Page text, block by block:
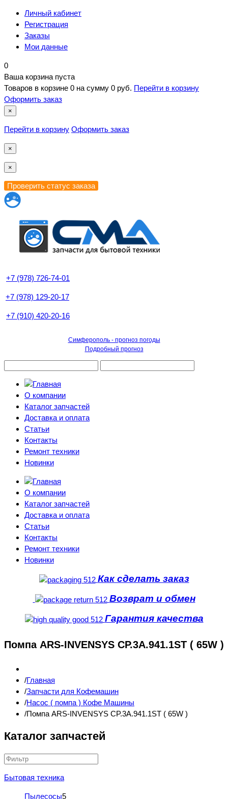
Личный кабинет
Регистрация
Заказы
Мои данные
0
Ваша корзина пуста
Товаров в корзине 0 на сумму 0 руб. Перейти в корзину
Оформить заказ
×
Перейти в корзину Оформить заказ
×
×
+7 (978) 726-74-01
+7 (978) 129-20-17
+7 (910) 420-20-16
Симферополь - прогноз погоды
Подробный прогноз
О компании
Каталог запчастей
Доставка и оплата
Статьи
Контакты
Ремонт техники
Новинки
О компании
Каталог запчастей
Доставка и оплата
Статьи
Контакты
Ремонт техники
Новинки
Как сделать заказ
Возврат и обмен
Гарантия качества
Помпа ARS-INVENSYS CP.3A.941.1ST ( 65W )
Главная
Запчасти для Кофемашин
Насос ( помпа ) Кофе Машины
Помпа ARS-INVENSYS CP.3A.941.1ST ( 65W )
Каталог запчастей
Бытовая техника
Пылесосы5